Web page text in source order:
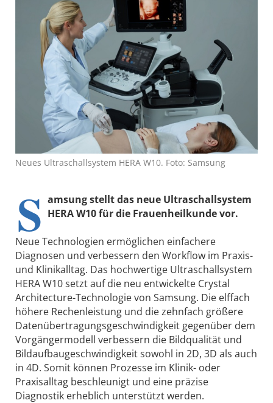
Neues Ultraschallsystem HERA W10. Foto: Samsung
S amsung stellt das neue Ultraschallsystem
HERA W10 für die Frauenheilkunde vor.
Neue Technologien ermöglichen einfachere
Diagnosen und verbessern den Workflow im Praxis-
und Klinikalltag. Das hochwertige Ultraschallsystem
HERA W10 setzt auf die neu entwickelte Crystal
Architecture-Technologie von Samsung. Die elffach
höhere Rechenleistung und die zehnfach größere
Datenübertragungsgeschwindigkeit gegenüber dem
Vorgängermodell verbessern die Bildqualität und
Bildaufbaugeschwindigkeit sowohl in 2D, 3D als auch
in 4D. Somit können Prozesse im Klinik- oder
Praxisalltag beschleunigt und eine präzise
Diagnostik erheblich unterstützt werden.